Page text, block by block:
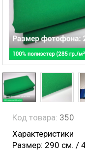
Код товара: 350
Характеристики
Размер: 290 см. /